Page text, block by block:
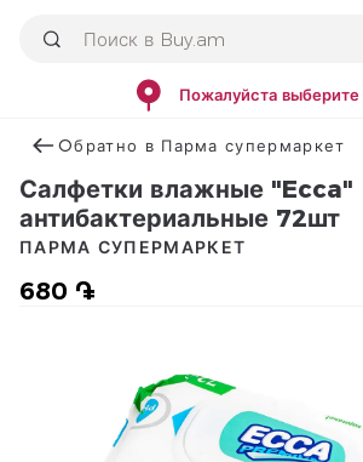
Пожалуйста выберите
Օбратно в Парма супермаркет
Салфетки влажные "Ecca"
антибактериальные 72шт
680 ֏
ПАРМА СУПЕРМАРКЕТ